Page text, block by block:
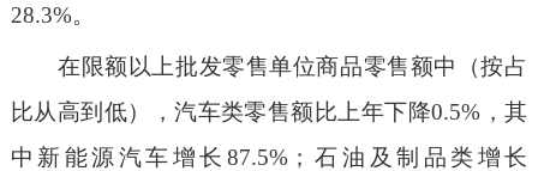
28.3%。
在限额以上批发零售单位商品零售额中（按占
比从高到低），汽车类零售额比上年下降0.5%，其
中新能源汽车增长87.5%；石油及制品类增长